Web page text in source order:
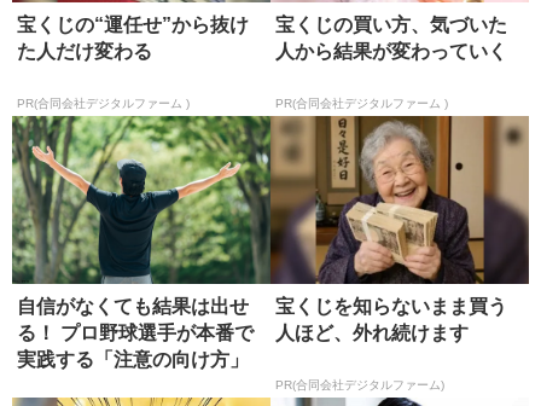
宝くじの“運任せ”から抜け
た人だけ変わる
PR(合同会社デジタルファーム )
宝くじの買い方、気づいた
人から結果が変わっていく
PR(合同会社デジタルファーム )
自信がなくても結果は出せ
る！ プロ野球選手が本番で
実践する「注意の向け方」
宝くじを知らないまま買う
人ほど、外れ続けます
PR(合同会社デジタルファーム)